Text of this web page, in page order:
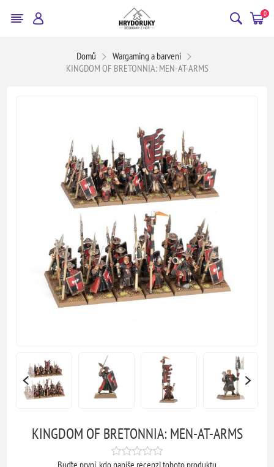
0
Domů
Wargaming a barvení
KINGDOM OF BRETONNIA: MEN-AT-ARMS
KINGDOM OF BRETONNIA: MEN-AT-ARMS
Buďte první, kdo napíše recenzi tohoto produktu